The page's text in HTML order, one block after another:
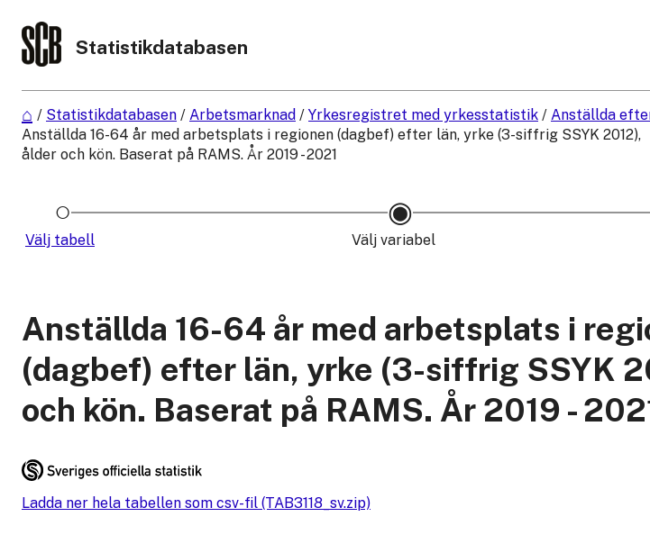
Statistikdatabasen
/ Statistikdatabasen / Arbetsmarknad / Yrkesregistret med yrkesstatistik / Anställda
Anställda 16-64 år med arbetsplats i regionen (dagbef) efter län, yrke (3-siffrig SSYK 2012),
ålder och kön. Baserat på RAMS. År 2019 - 2021
Välj tabell Välj variabel
Anställda 16-64 år med arbetsplats i
(dagbef) efter län, yrke (3-siffrig SSYK
och kön. Baserat på RAMS. År 2019 -
Ladda ner hela tabellen som csv-fil (TAB3118_sv.zip)